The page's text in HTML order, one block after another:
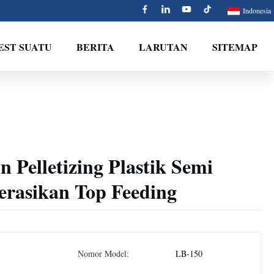
Indonesia
SUATU BERITA LARUTAN SITEMAP
Pelletizing Plastik Semi
Top Feeding
Nomor Model: LB-150